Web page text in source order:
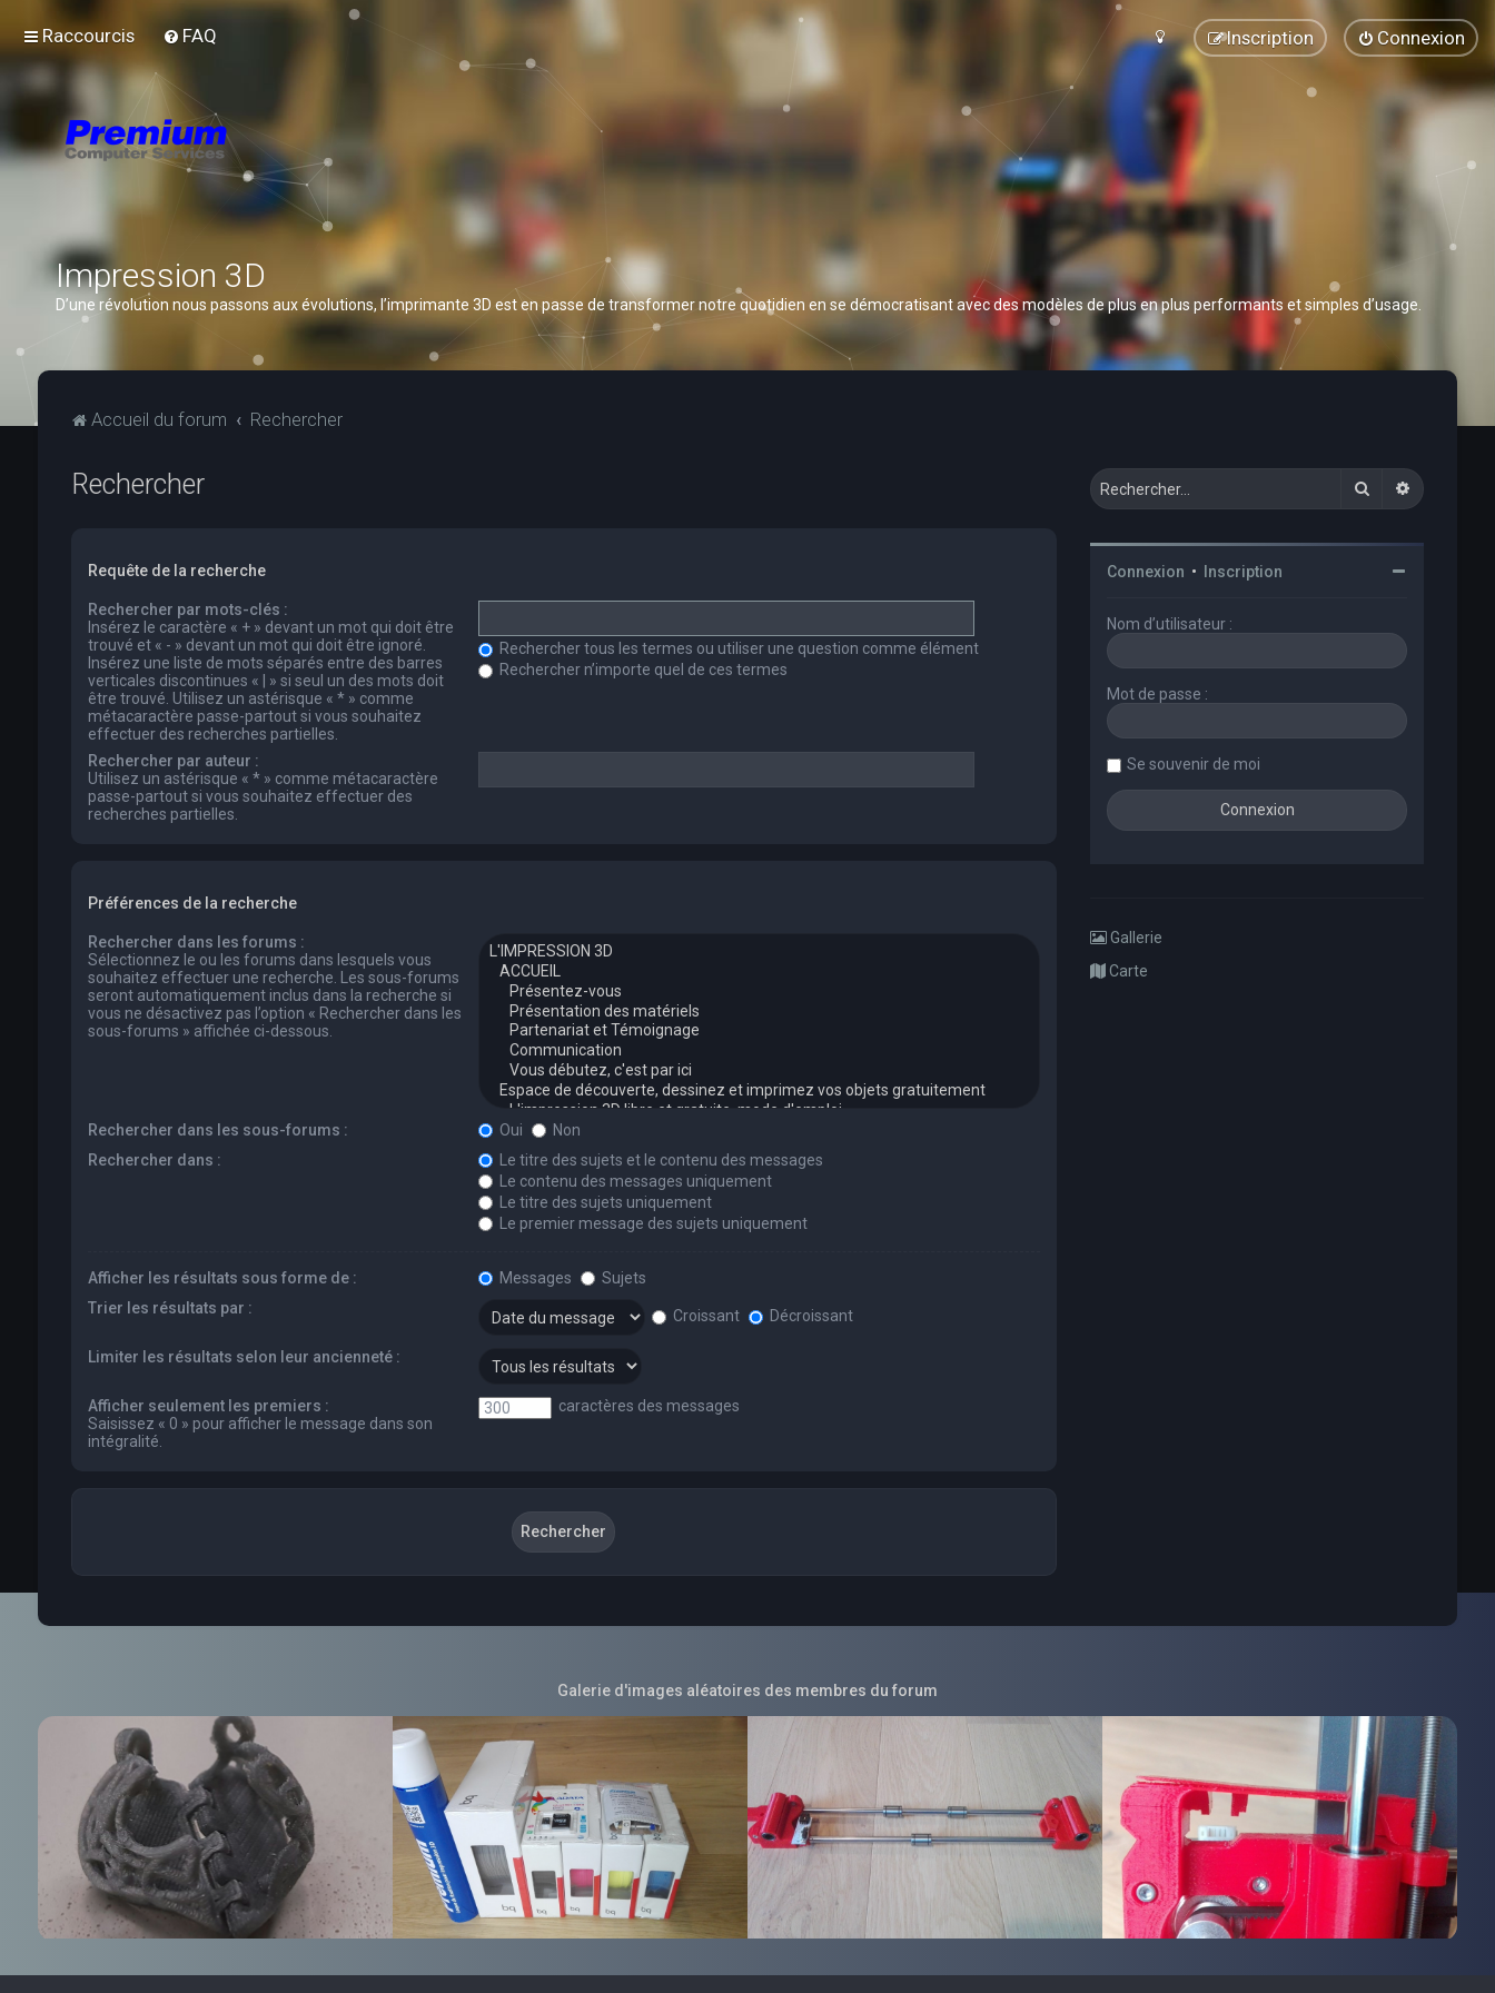
Raccourcis FAQ Connexion
Inscription
Impression 3D
D’une révolution nous passons aux évolutions, l’imprimante 3D est en passe de transformer notre quotidien en se démocratisant avec des modèles de plus en plus performants et simples d’usage.
Accueil du forum Rechercher
Rechercher
Requête de la recherche
Rechercher par mots-clés :
Insérez le caractère « + » devant un mot qui doit être
trouvé et « - » devant un mot qui doit être ignoré.
Insérez une liste de mots séparés entre des barres
verticales discontinues « | » si seul un des mots doit
être trouvé. Utilisez un astérisque « * » comme
métacaractère passe-partout si vous souhaitez
effectuer des recherches partielles.
Rechercher tous les termes ou utiliser une question comme élément
Rechercher n’importe quel de ces termes
Rechercher par auteur :
Utilisez un astérisque « * » comme métacaractère
passe-partout si vous souhaitez effectuer des
recherches partielles.
Préférences de la recherche
Rechercher dans les forums :
Sélectionnez le ou les forums dans lesquels vous
souhaitez effectuer une recherche. Les sous-forums
seront automatiquement inclus dans la recherche si
vous ne désactivez pas l’option « Rechercher dans les
sous-forums » affichée ci-dessous.
Rechercher dans les sous-forums : Oui
Non
Rechercher dans :
Le titre des sujets et le contenu des messages
Le contenu des messages uniquement
Le titre des sujets uniquement
Le premier message des sujets uniquement
Afficher les résultats sous forme de : Messages
Sujets
Trier les résultats par :
Croissant Décroissant
Limiter les résultats selon leur ancienneté :
Afficher seulement les premiers :
Saisissez « 0 » pour afficher le message dans son
intégralité.
caractères des messages
Rechercher
Connexion • Inscription
Nom d’utilisateur :
Mot de passe :
Se souvenir de moi
Gallerie
Carte
Galerie d'images aléatoires des membres du forum